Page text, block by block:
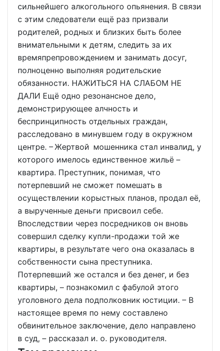
сильнейшего алкогольного опьянения. В связи
с этим следователи ещё раз призвали
родителей, родных и близких быть более
внимательными к детям, следить за их
времяпрепровождением и занимать досуг,
полноценно выполняя родительские
обязанности. НАЖИТЬСЯ НА СЛАБОМ НЕ
ДАЛИ Ещё одно резонансное дело,
демонстрирующее алчность и
беспринципность отдельных граждан,
расследовано в минувшем году в окружном
центре. – Жертвой мошенника стал инвалид, у
которого имелось единственное жильё –
квартира. Преступник, понимая, что
потерпевший не сможет помешать в
осуществлении корыстных планов, продал её,
а вырученные деньги присвоил себе.
Впоследствии через посредников он вновь
совершил сделку купли-продажи той же
квартиры, в результате чего она оказалась в
собственности сына преступника.
Потерпевший же остался и без денег, и без
квартиры, – познакомил с фабулой этого
уголовного дела подполковник юстиции. – В
настоящее время по нему составлено
обвинительное заключение, дело направлено
в суд, – рассказал и. о. руководителя.